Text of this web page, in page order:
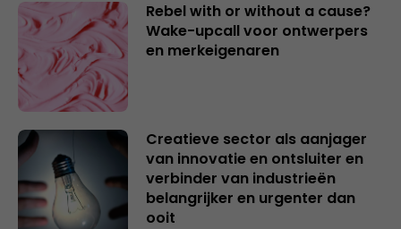
Rebel with or without a cause?
Wake-upcall voor ontwerpers
en merkeigenaren
Creatieve sector als aanjager
van innovatie en ontsluiter en
verbinder van industrieën
belangrijker en urgenter dan
ooit